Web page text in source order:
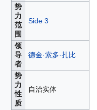
势
力
范
围
Side 3
领
导
者
德金·索多·扎比
势
力
性
质
自治实体